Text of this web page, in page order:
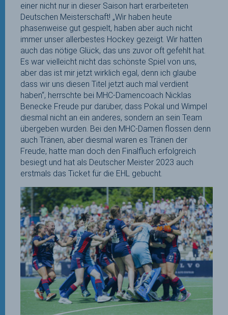
einer nicht nur in dieser Saison hart erarbeiteten
Deutschen Meisterschaft! „Wir haben heute
phasenweise gut gespielt, haben aber auch nicht
immer unser allerbestes Hockey gezeigt. Wir hatten
auch das nötige Glück, das uns zuvor oft gefehlt hat.
Es war vielleicht nicht das schönste Spiel von uns,
aber das ist mir jetzt wirklich egal, denn ich glaube
dass wir uns diesen Titel jetzt auch mal verdient
haben“, herrschte bei MHC-Damencoach Nicklas
Benecke Freude pur darüber, dass Pokal und Wimpel
diesmal nicht an ein anderes, sondern an sein Team
übergeben wurden. Bei den MHC-Damen flossen denn
auch Tränen, aber diesmal waren es Tränen der
Freude, hatte man doch den Finalfluch erfolgreich
besiegt und hat als Deutscher Meister 2023 auch
erstmals das Ticket für die EHL gebucht.